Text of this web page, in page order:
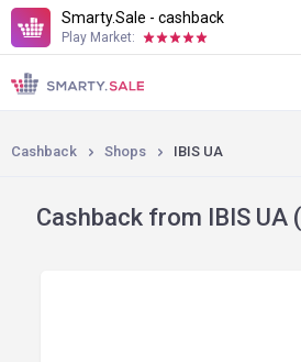
Smarty.Sale - cashback
Play Market:
TERMS OF USE
PLUGINS
Cashback Shops IBIS UA
Cashback from IBIS UA